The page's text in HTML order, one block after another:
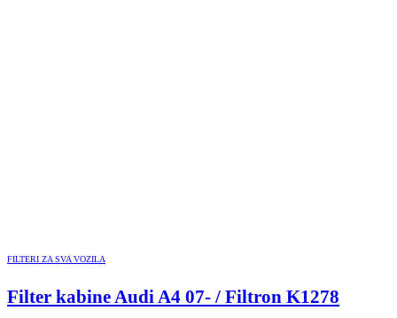
FILTERI ZA SVA VOZILA
Filter kabine Audi A4 07- / Filtron K1278